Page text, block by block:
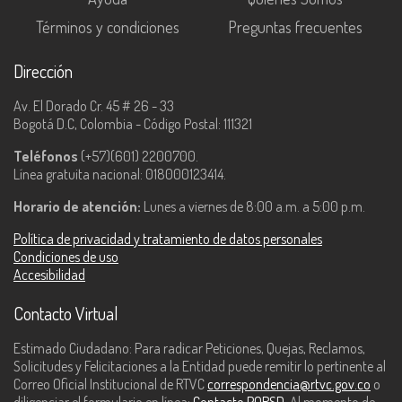
Términos y condiciones
Preguntas frecuentes
Dirección
Av. El Dorado Cr. 45 # 26 - 33
Bogotá D.C, Colombia - Código Postal: 111321
Teléfonos (+57)(601) 2200700.
Línea gratuita nacional: 018000123414.
Horario de atención: Lunes a viernes de 8:00 a.m. a 5:00 p.m.
Política de privacidad y tratamiento de datos personales
Condiciones de uso
Accesibilidad
Contacto Virtual
Estimado Ciudadano: Para radicar Peticiones, Quejas, Reclamos,
Solicitudes y Felicitaciones a la Entidad puede remitir lo pertinente al
Correo Oficial Institucional de RTVC correspondencia@rtvc.gov.co o